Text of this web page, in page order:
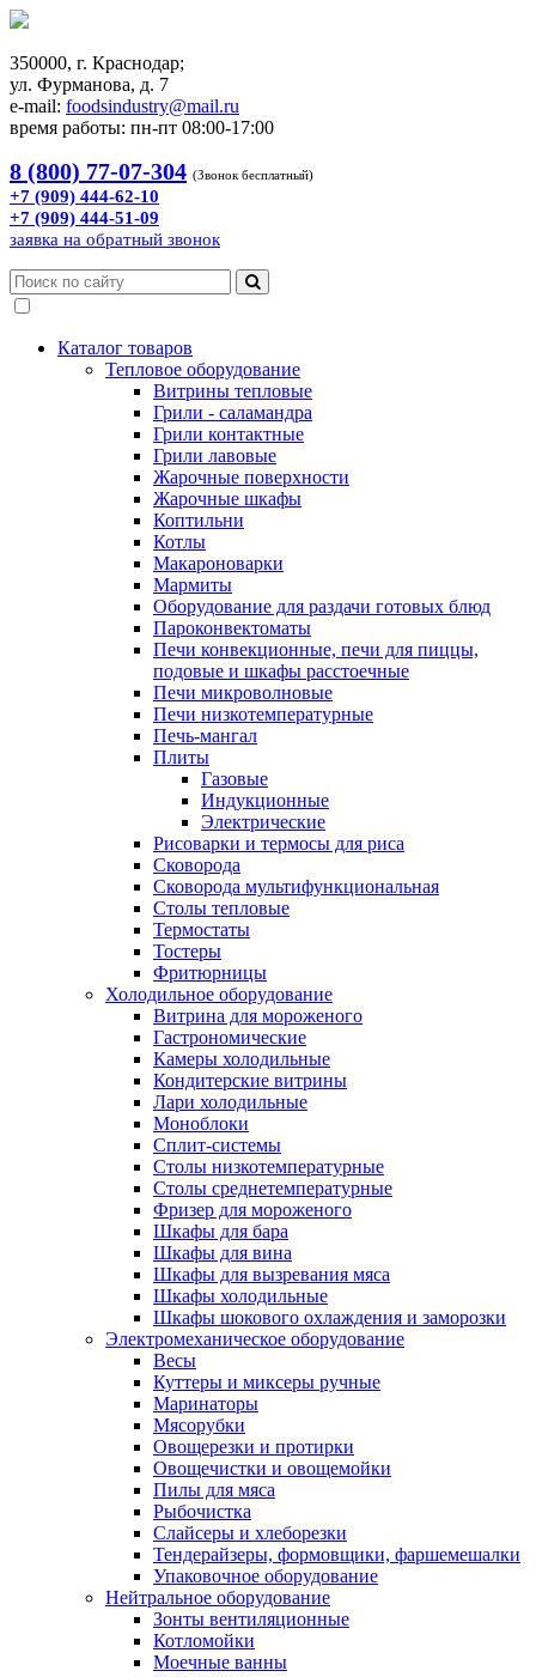
350000, г. Краснодар;
ул. Фурманова, д. 7
e-mail: foodsindustry@mail.ru
время работы: пн-пт 08:00-17:00
8 (800) 77-07-304 (Звонок бесплатный)
+7 (909) 444-62-10
+7 (909) 444-51-09
заявка на обратный звонок
Каталог товаров
Тепловое оборудование
Витрины тепловые
Грили - саламандра
Грили контактные
Грили лавовые
Жарочные поверхности
Жарочные шкафы
Коптильни
Котлы
Макароноварки
Мармиты
Оборудование для раздачи готовых блюд
Пароконвектоматы
Печи конвекционные, печи для пиццы,
подовые и шкафы расстоечные
Печи микроволновые
Печи низкотемпературные
Печь-мангал
Плиты
Газовые
Индукционные
Электрические
Рисоварки и термосы для риса
Сковорода
Сковорода мультифункциональная
Столы тепловые
Термостаты
Тостеры
Фритюрницы
Холодильное оборудование
Витрина для мороженого
Гастрономические
Камеры холодильные
Кондитерские витрины
Лари холодильные
Моноблоки
Сплит-системы
Столы низкотемпературные
Столы среднетемпературные
Фризер для мороженого
Шкафы для бара
Шкафы для вина
Шкафы для вызревания мяса
Шкафы холодильные
Шкафы шокового охлаждения и заморозки
Электромеханическое оборудование
Весы
Куттеры и миксеры ручные
Маринаторы
Мясорубки
Овощерезки и протирки
Овощечистки и овощемойки
Пилы для мяса
Рыбочистка
Слайсеры и хлеборезки
Тендерайзеры, формовщики, фаршемешалки
Упаковочное оборудование
Нейтральное оборудование
Зонты вентиляционные
Котломойки
Моечные ванны